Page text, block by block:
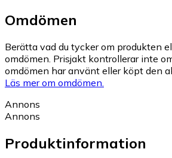
Omdömen
Berätta vad du tycker om produkten
omdömen. Prisjakt kontrollerar inte
omdömen har använt eller köpt den
Läs mer om omdömen.
Annons
Annons
Produktinformation